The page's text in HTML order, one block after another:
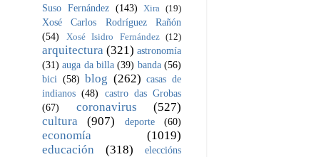
Suso Fernández (143) Xira (19)
Xosé Carlos Rodríguez Rañón
(54)
Xosé Isidro Fernández (12)
arquitectura (321) astronomía
(31) auga da billa (39) banda (56)
bici (58) blog (262) casas de
indianos (48)
castro das Grobas
(67)
coronavirus
(527)
cultura
(907) deporte (60)
economía
(1019)
educación
(318)
eleccións